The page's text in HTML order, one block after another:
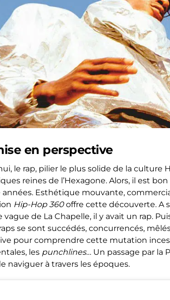
en perspective
le rap, pilier le plus solide de la culture
reines de l’Hexagone. Alors, il est
Esthétique mouvante,
Hip-Hop 360offre cette découverte. A
vague de La Chapelle, il y avait un rap.
se sont succédés, concurrencés,
pour comprendre cette mutation
les punchlines… Un passage par la
naviguer à travers les époques.